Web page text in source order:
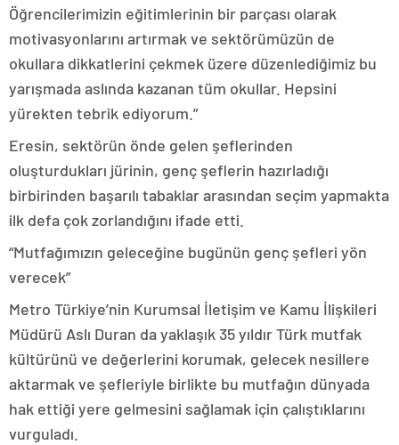
Öğrencilerimizin eğitimlerinin bir parçası olarak
motivasyonlarını artırmak ve sektörümüzün de
okullara dikkatlerini çekmek üzere düzenlediğimiz bu
yarışmada aslında kazanan tüm okullar. Hepsini
yürekten tebrik ediyorum.”
Eresin, sektörün önde gelen şeflerinden
oluşturdukları jürinin, genç şeflerin hazırladığı
birbirinden başarılı tabaklar arasından seçim yapmakta
ilk defa çok zorlandığını ifade etti.
“Mutfağımızın geleceğine bugünün genç şefleri yön
verecek”
Metro Türkiye’nin Kurumsal İletişim ve Kamu İlişkileri
Müdürü Aslı Duran da yaklaşık 35 yıldır Türk mutfak
kültürünü ve değerlerini korumak, gelecek nesillere
aktarmak ve şefleriyle birlikte bu mutfağın dünyada
hak ettiği yere gelmesini sağlamak için çalıştıklarını
vurguladı.